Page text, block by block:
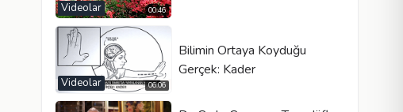
00:46
Videolar
06:06
Videolar
Bilimin Ortaya Koyduğu
Gerçek: Kader